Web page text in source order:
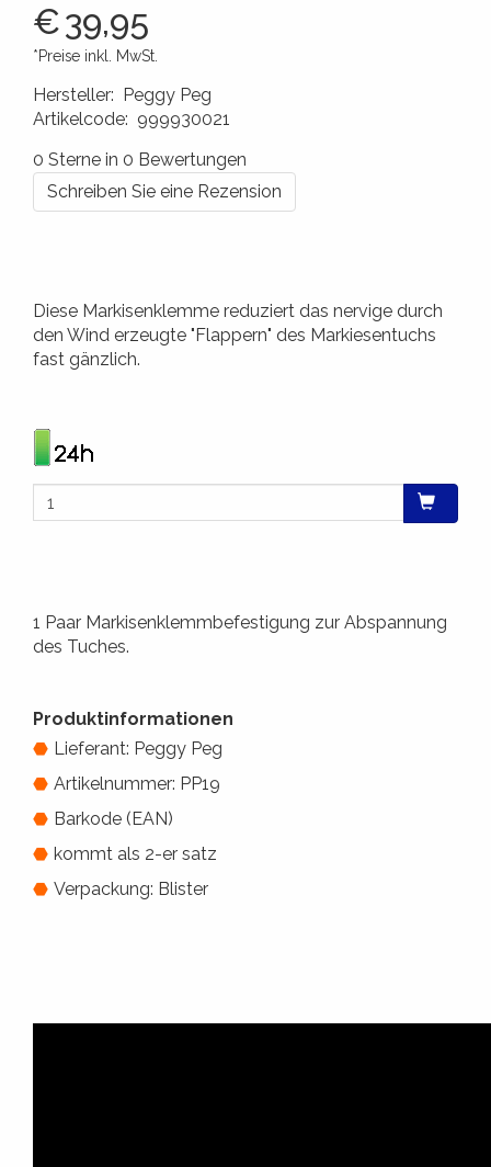
€39,95
*Preise inkl. MwSt.
Hersteller: Peggy Peg
Artikelcode: 999930021
0 Sterne in 0 Bewertungen
Schreiben Sie eine Rezension
Diese Markisenklemme reduziert das nervige durch
den Wind erzeugte "Flappern" des Markiesentuchs
fast gänzlich.
1 Paar Markisenklemmbefestigung zur Abspannung
des Tuches.
Produktinformationen
Lieferant: Peggy Peg
Artikelnummer: PP19
Barkode (EAN)
kommt als 2-er satz
Verpackung: Blister